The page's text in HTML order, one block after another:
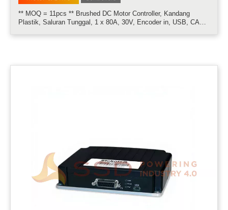
** MOQ = 11pcs ** Brushed DC Motor Controller, Kandang
Plastik, Saluran Tunggal, 1 x 80A, 30V, Encoder in, USB, CAN.